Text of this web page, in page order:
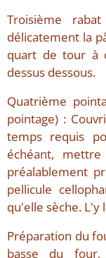
Troisième
délicatement la
quart de tour à
dessus dessous.
Quatrième
pointage) :
temps requis
échéant,
préalablement
pellicule
qu'elle sèche. L'y
Préparation du
basse du